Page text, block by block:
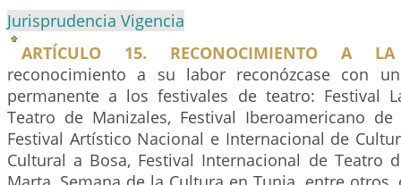
Jurisprudencia Vigencia
ARTÍCULO 15. RECONOCIMIENTO A
reconocimiento a su labor reconózcase con
permanente a los festivales de teatro: Festival
Teatro de Manizales, Festival Iberoamericano
Festival Artístico Nacional e Internacional de
Cultural a Bosa, Festival Internacional de Teatro